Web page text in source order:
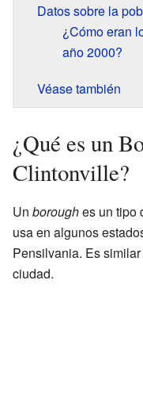
Datos sobre la
¿Cómo eran
año 2000?
Véase también
¿Qué es un
Clintonville?
Un boroughes un tipo
usa en algunos
Pensilvania. Es
ciudad.